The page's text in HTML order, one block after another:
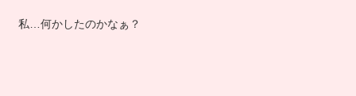
私…何かしたのかなぁ？